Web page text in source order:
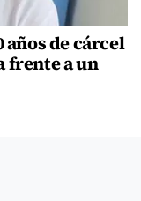
años de cárcel
frente a un